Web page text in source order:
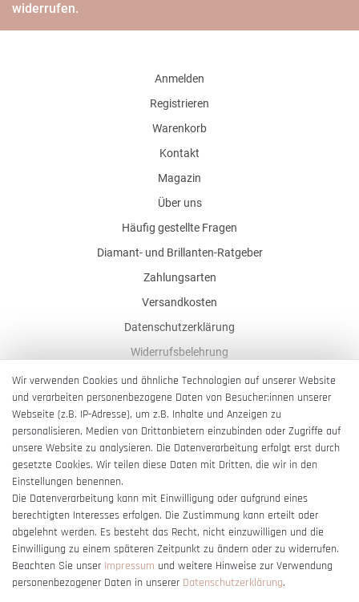
widerrufen.
Anmelden
Registrieren
Warenkorb
Kontakt
Magazin
Über uns
Häufig gestellte Fragen
Diamant- und Brillanten-Ratgeber
Zahlungsarten
Versandkosten
Datenschutzerklärung
Widerrufsbelehrung
AGB
Impressum
Barrierefreiheitserklärung
Vertrag widerrufen
Wir verwenden Cookies und ähnliche Technologien auf unserer Website
und verarbeiten personenbezogene Daten von Besucher:innen unserer
Webseite (z.B. IP-Adresse), um z.B. Inhalte und Anzeigen zu
personalisieren, Medien von Drittanbietern einzubinden oder Zugriffe auf
unsere Website zu analysieren. Die Datenverarbeitung erfolgt erst durch
gesetzte Cookies. Wir teilen diese Daten mit Dritten, die wir in den
Einstellungen benennen.
Die Datenverarbeitung kann mit Einwilligung oder aufgrund eines
berechtigten Interesses erfolgen. Die Zustimmung kann erteilt oder
abgelehnt werden. Es besteht das Recht, nicht einzuwilligen und die
Einwilligung zu einem späteren Zeitpunkt zu ändern oder zu widerrufen.
Beachten Sie unser Impressum und weitere Hinweise zur Verwendung
personenbezogener Daten in unserer Daten­schutz­erklärung.